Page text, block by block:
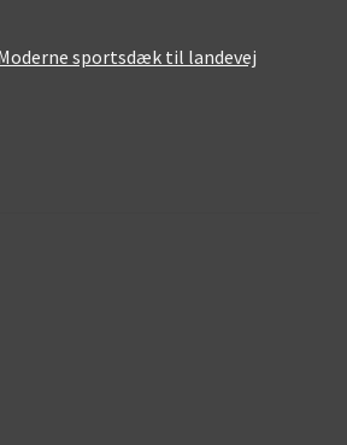
Moderne sportsdæk til landevej